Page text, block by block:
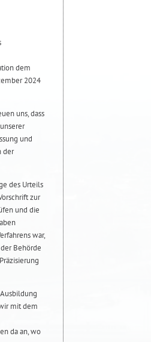
dem
2024
uns, dass
und
der
des Urteils
zur
und die
war,
Behörde
mit dem
da an, wo